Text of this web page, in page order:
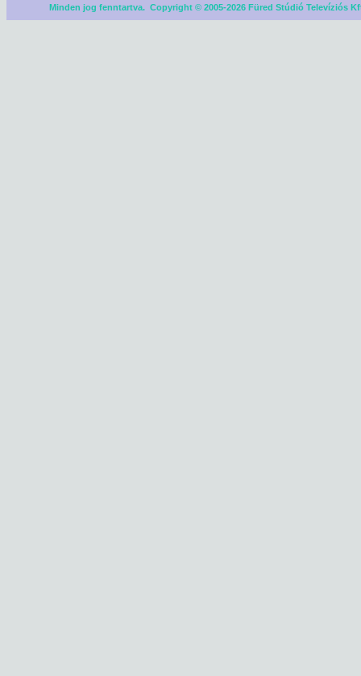
Minden jog fenntartva. Copyright © 2005-2026 Füred Stúdió Televíziós